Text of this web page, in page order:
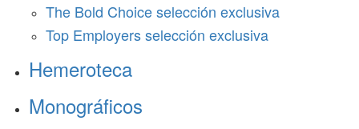
The Bold Choice selección exclusiva
Top Employers selección exclusiva
Hemeroteca
Monográficos